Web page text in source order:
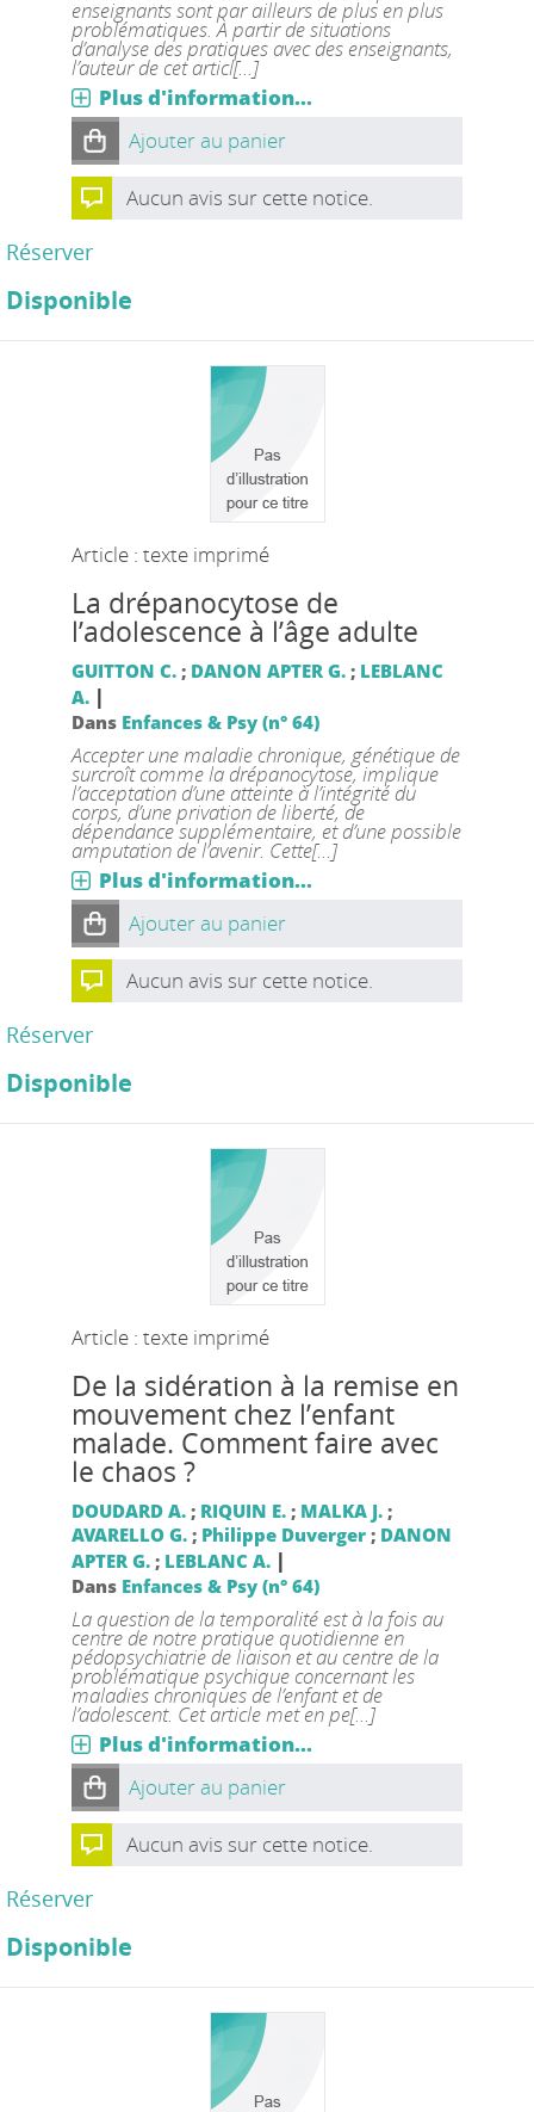
enseignants sont par ailleurs de plus en plus
problématiques. À partir de situations
d’analyse des pratiques avec des enseignants,
l’auteur de cet articl[...]
Plus d'information...
Ajouter au panier
Aucun avis sur cette notice.
Réserver
Disponible
Article : texte imprimé
La drépanocytose de
l’adolescence à l’âge adulte
GUITTON C.; DANON APTER G.; LEBLANC
A. |
Dans Enfances & Psy (n° 64)
Accepter une maladie chronique, génétique de
surcroît comme la drépanocytose, implique
l’acceptation d’une atteinte à l’intégrité du
corps, d’une privation de liberté, de
dépendance supplémentaire, et d’une possible
amputation de l’avenir. Cette[...]
Plus d'information...
Ajouter au panier
Aucun avis sur cette notice.
Réserver
Disponible
Article : texte imprimé
De la sidération à la remise en
mouvement chez l’enfant
malade. Comment faire avec
le chaos ?
DOUDARD A.; RIQUIN E.; MALKA J.;
AVARELLO G.; Philippe Duverger; DANON
APTER G.; LEBLANC A. |
Dans Enfances & Psy (n° 64)
La question de la temporalité est à la fois au
centre de notre pratique quotidienne en
pédopsychiatrie de liaison et au centre de la
problématique psychique concernant les
maladies chroniques de l’enfant et de
l’adolescent. Cet article met en pe[...]
Plus d'information...
Ajouter au panier
Aucun avis sur cette notice.
Réserver
Disponible